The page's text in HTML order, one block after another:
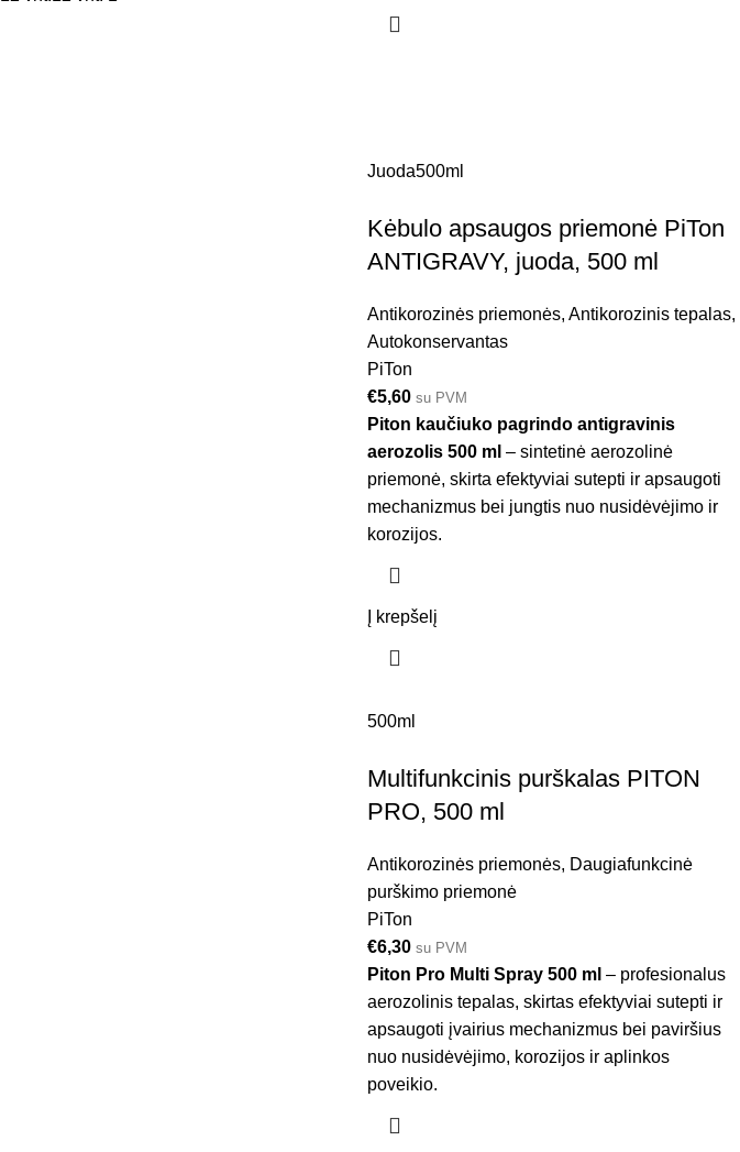
Juoda500ml
Kėbulo apsaugos priemonė PiTon
ANTIGRAVY, juoda, 500 ml
Antikorozinės priemonės, Antikorozinis tepalas,
Autokonservantas
PiTon
€5,60 su PVM
Piton kaučiuko pagrindo antigravinis
aerozolis 500 ml – sintetinė aerozolinė
priemonė, skirta efektyviai sutepti ir apsaugoti
mechanizmus bei jungtis nuo nusidėvėjimo ir
korozijos.
Į krepšelį
500ml
Multifunkcinis purškalas PITON
PRO, 500 ml
Antikorozinės priemonės, Daugiafunkcinė
purškimo priemonė
PiTon
€6,30 su PVM
Piton Pro Multi Spray 500 ml – profesionalus
aerozolinis tepalas, skirtas efektyviai sutepti ir
apsaugoti įvairius mechanizmus bei paviršius
nuo nusidėvėjimo, korozijos ir aplinkos
poveikio.